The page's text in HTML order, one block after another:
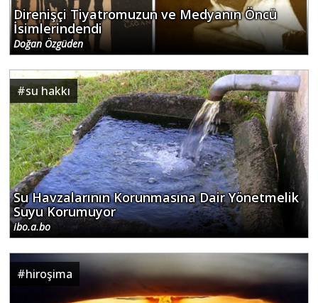
Direnişçi Tiyatromuzun ve Medyanın Öncü
İsimlerindendi
Doğan Özgüden
#su hakkı
Su Havzalarının Korunmasına Dair Yönetmelik
Suyu Korumuyor
ibo.a.bo
#hiroşima